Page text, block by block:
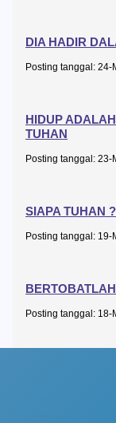
DIA HADIR
Posting tanggal: 24-
HIDUP
TUHAN
Posting tanggal: 23-
SIAPA TUHAN ?
Posting tanggal: 19-
BERTOBATLAH
Posting tanggal: 18-